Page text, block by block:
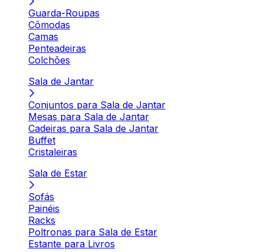
Guarda-Roupas
Cômodas
Camas
Penteadeiras
Colchões
Sala de Jantar
Conjuntos para Sala de Jantar
Mesas para Sala de Jantar
Cadeiras para Sala de Jantar
Buffet
Cristaleiras
Sala de Estar
Sofás
Painéis
Racks
Poltronas para Sala de Estar
Estante para Livros